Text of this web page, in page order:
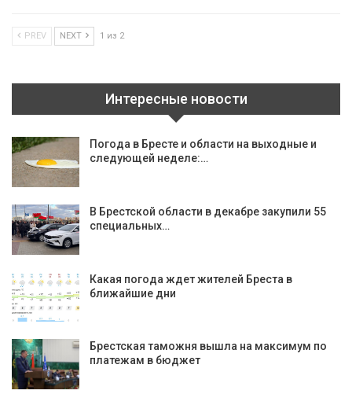
PREV NEXT 1 из 2
Интересные новости
Погода в Бресте и области на выходные и
следующей неделе:…
В Брестской области в декабре закупили 55
специальных…
Какая погода ждет жителей Бреста в
ближайшие дни
Брестская таможня вышла на максимум по
платежам в бюджет